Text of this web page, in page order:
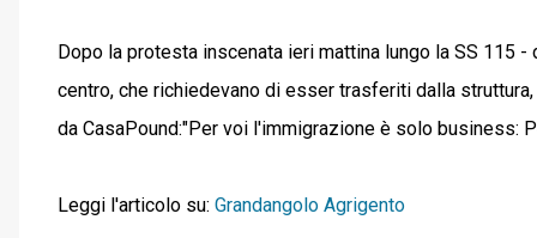
Dopo la protesta inscenata ieri mattina lungo la SS 115
centro, che richiedevano di esser trasferiti dalla
da CasaPound:"Per voi l'immigrazione è solo business:
Leggi l'articolo su: Grandangolo Agrigento